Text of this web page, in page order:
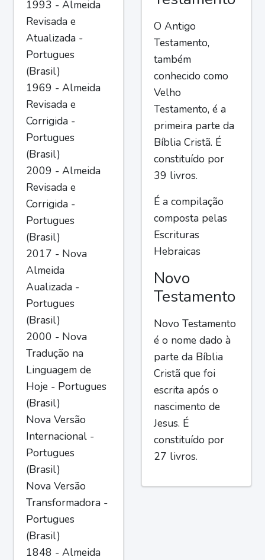
1993 - Almeida
Revisada e
Atualizada -
Portugues
(Brasil)
1969 - Almeida
Revisada e
Corrigida -
Portugues
(Brasil)
2009 - Almeida
Revisada e
Corrigida -
Portugues
(Brasil)
2017 - Nova
Almeida
Aualizada -
Portugues
(Brasil)
2000 - Nova
Tradução na
Linguagem de
Hoje - Portugues
(Brasil)
Nova Versão
Internacional -
Portugues
(Brasil)
Nova Versão
Transformadora -
Portugues
(Brasil)
1848 - Almeida
O Antigo
Testamento,
também
conhecido como
Velho
Testamento, é a
primeira parte da
Bíblia Cristã. É
constituído por
39 livros.
É a compilação
composta pelas
Escrituras
Hebraicas
Novo
Testamento
Novo Testamento
é o nome dado à
parte da Bíblia
Cristã que foi
escrita após o
nascimento de
Jesus. É
constituído por
27 livros.